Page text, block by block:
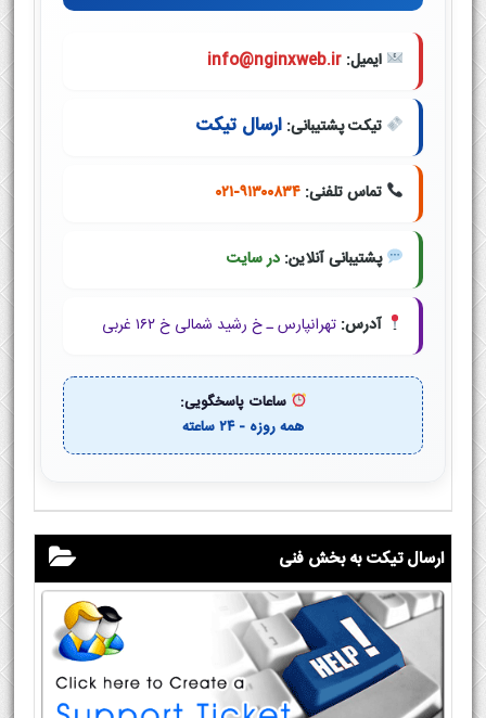
ایمیل: info@nginxweb.ir
تیکت پشتیبانی: ارسال تیکت
تماس تلفنی: ۰۲۱-۹۱۳۰۰۸۳۴
پشتیبانی آنلاین: در سایت
آدرس: تهرانپارس ـ خ رشید شمالی خ ۱۶۲ غربی
ساعات پاسخگویی:
همه روزه - ۲۴ ساعته
ارسال تیکت به بخش فنی